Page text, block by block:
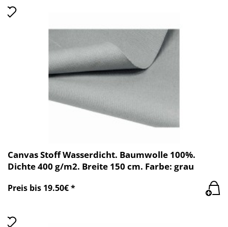
Canvas Stoff Wasserdicht. Baumwolle 100%.
Dichte 400 g/m2. Breite 150 cm. Farbe: grau
Preis bis 19.50€ *